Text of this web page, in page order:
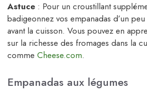
Astuce : Pour un croustillant
badigeonnez vos empanadas d’un peu
avant la cuisson. Vous pouvez en
sur la richesse des fromages dans la
comme Cheese.com.
Empanadas aux légumes